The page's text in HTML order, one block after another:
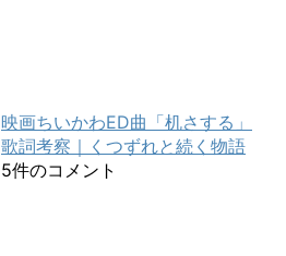
映画ちいかわED曲「机さする」
歌詞考察｜くつずれと続く物語
5件のコメント